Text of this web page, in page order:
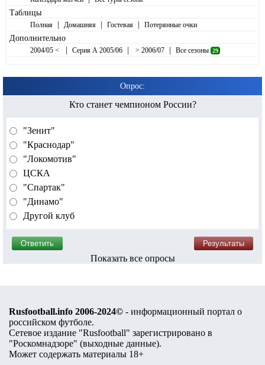
Таблицы
Полная | Домашняя | Гостевая | Потерянные очки
Дополнительно
2004/05 < | Серия А 2005/06 | > 2006/07 | Все сезоны 29
Опрос:
Кто станет чемпионом России?
"Зенит"
"Краснодар"
"Локомотив"
ЦСКА
"Спартак"
"Динамо"
Другой клуб
Показать все опросы
Rusfootball.info 2006-2024© - информационный портал о
российском футболе.
Сетевое издание "Rusfootball" зарегистрировано в
"Роскомнадзоре" (выходные данные).
Может содержать материалы 18+